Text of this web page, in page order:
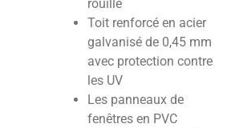
rouille
Toit renforcé en acier
galvanisé de 0,45 mm
avec protection contre
les UV
Les panneaux de
fenêtres en PVC